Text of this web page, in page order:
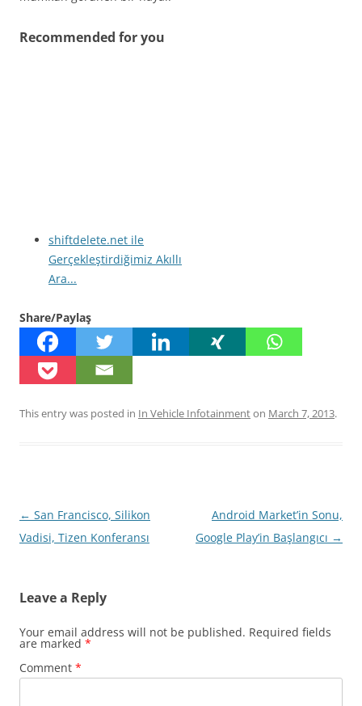
Recommended for you
shiftdelete.net ile
Gerçekleştirdiğimiz Akıllı
Ara...
Share/Paylaş
This entry was posted in In Vehicle Infotainmenton March 7, 2013.
Post
navigation
← San Francisco, Silikon
Vadisi, Tizen Konferansı
Android Market’in Sonu,
Google Play’in Başlangıcı →
Leave a Reply
Your email address will not be published. Required fields
are marked *
Comment *